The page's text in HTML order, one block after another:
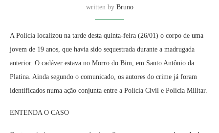
written by Bruno
A Polícia localizou na tarde desta quinta-feira (26/01) o corpo de uma
jovem de 19 anos, que havia sido sequestrada durante a madrugada
anterior. O cadáver estava no Morro do Bim, em Santo Antônio da
Platina. Ainda segundo o comunicado, os autores do crime já foram
identificados numa ação conjunta entre a Polícia Civil e Polícia Militar.
ENTENDA O CASO